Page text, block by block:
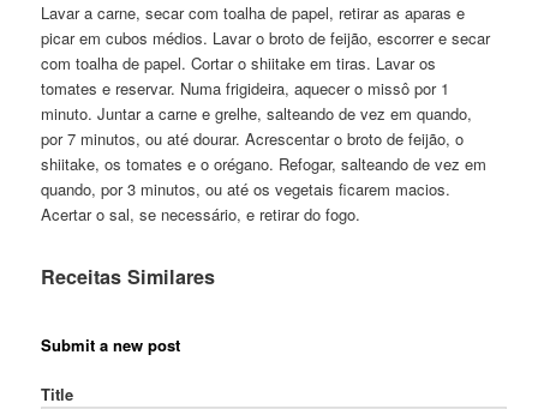
Lavar a carne, secar com toalha de papel, retirar as aparas e
picar em cubos médios. Lavar o broto de feijão, escorrer e secar
com toalha de papel. Cortar o shiitake em tiras. Lavar os
tomates e reservar. Numa frigideira, aquecer o missô por 1
minuto. Juntar a carne e grelhe, salteando de vez em quando,
por 7 minutos, ou até dourar. Acrescentar o broto de feijão, o
shiitake, os tomates e o orégano. Refogar, salteando de vez em
quando, por 3 minutos, ou até os vegetais ficarem macios.
Acertar o sal, se necessário, e retirar do fogo.
Receitas Similares
Submit a new post
Title